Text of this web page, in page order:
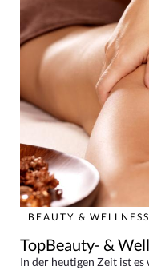
BEAUTY & WELLNESS
TopBeauty- &
In der heutigen Zeit ist